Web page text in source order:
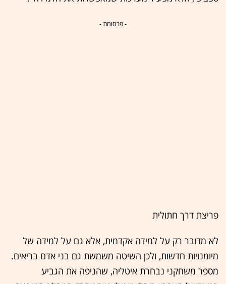
- פרסומת -
פריצת דרך חתולית
לא מדובר רק על למידה אקדמית, אלא גם על למידה של
מיומנויות חדשות, ולכן השיטה משמשת גם בני אדם בריאים.
מספר משחקני נבחרת איטליה, שהניפה את הגביע